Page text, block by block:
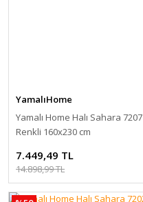
YamalıHome
Yamalı Home Halı Sahara 7207
Renkli 160x230 cm
7.449,49 TL
14.898,99 TL